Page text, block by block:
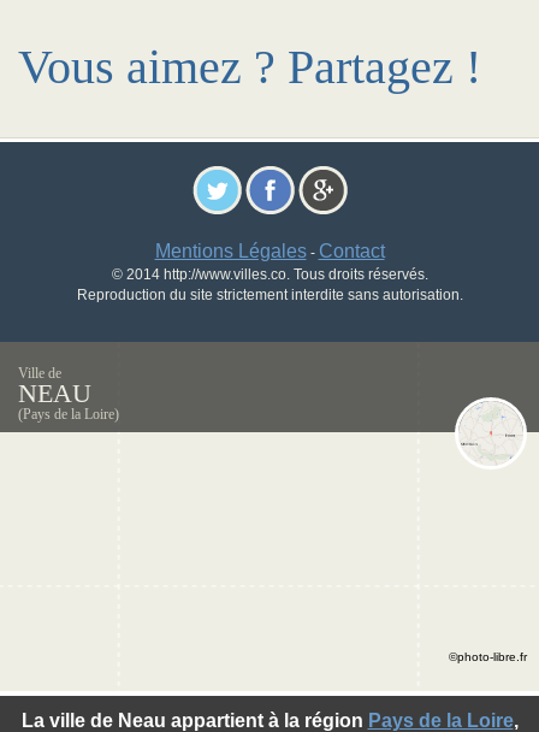
Vous aimez ? Partagez !
Mentions Légales- Contact
© 2014 http://www.villes.co. Tous droits réservés.
Reproduction du site strictement interdite sans autorisation.
Ville de
NEAU
(Pays de la Loire)
La ville de Neau appartient à la région Pays de la Loire,
©photo-libre.fr